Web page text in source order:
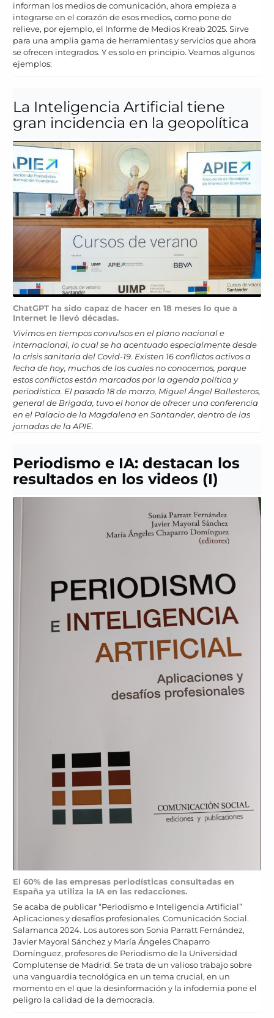
informan los medios de comunicación, ahora empieza a
integrarse en el corazón de esos medios, como pone de
relieve, por ejemplo, el Informe de Medios Kreab 2025. Sirve
para una amplia gama de herramientas y servicios que ahora
se ofrecen integrados. Y es solo en principio. Veamos algunos
ejemplos:
La Inteligencia Artificial tiene
gran incidencia en la geopolítica
ChatGPT ha sido capaz de hacer en 18 meses lo que a
Internet le llevó décadas.
Vivimos en tiempos convulsos en el plano nacional e
internacional, lo cual se ha acentuado especialmente desde
la crisis sanitaria del Covid-19. Existen 16 conflictos activos a
fecha de hoy, muchos de los cuales no conocemos, porque
estos conflictos están marcados por la agenda política y
periodística. El pasado 18 de marzo, Miguel Ángel Ballesteros,
general de Brigada, tuvo el honor de ofrecer una conferencia
en el Palacio de la Magdalena en Santander, dentro de las
jornadas de la APIE.
Periodismo e IA: destacan los
resultados en los videos (I)
El 60% de las empresas periodísticas consultadas en
España ya utiliza la IA en las redacciones.
Se acaba de publicar “Periodismo e Inteligencia Artificial”
Aplicaciones y desafíos profesionales. Comunicación Social.
Salamanca 2024. Los autores son Sonia Parratt Fernández,
Javier Mayoral Sánchez y María Ángeles Chaparro
Domínguez, profesores de Periodismo de la Universidad
Complutense de Madrid. Se trata de un valioso trabajo sobre
una vanguardia tecnológica en un tema crucial, en un
momento en el que la desinformación y la infodemia pone el
peligro la calidad de la democracia.